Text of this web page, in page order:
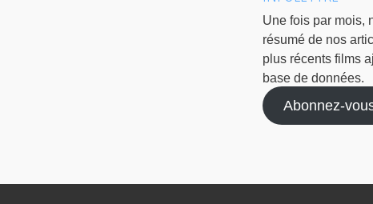
Une fois par mois,
résumé de nos
plus récents films
base de données.
Abonnez-